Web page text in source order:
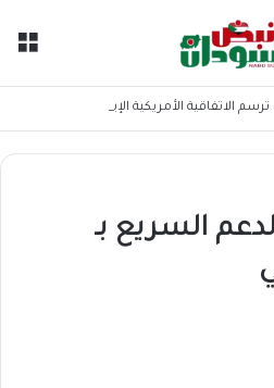
السريع بـ